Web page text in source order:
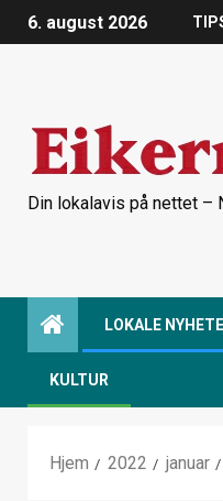
6. august 2026
Din lokalavis på nettet –
LOKALE
KULTUR
Hjem 2022 januar